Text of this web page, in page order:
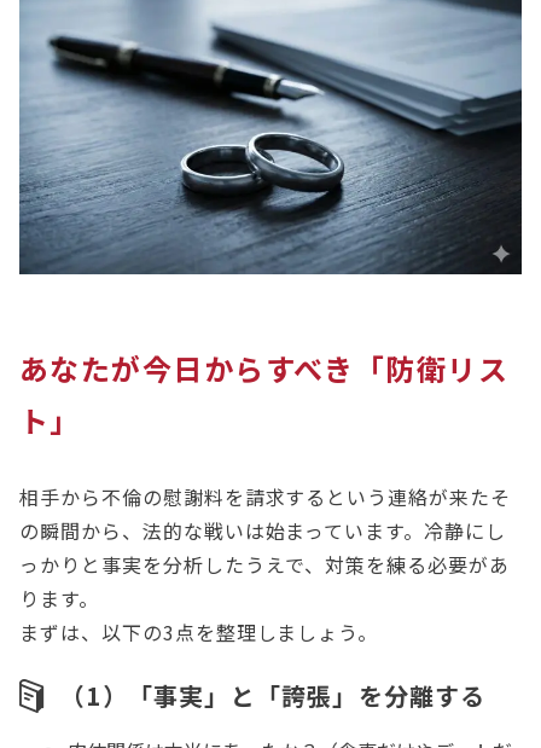
あなたが今日からすべき「防衛リス
ト」
相手から不倫の慰謝料を請求するという連絡が来たそ
の瞬間から、法的な戦いは始まっています。冷静にし
っかりと事実を分析したうえで、対策を練る必要があ
ります。
まずは、以下の3点を整理しましょう。
（1）「事実」と「誇張」を分離する